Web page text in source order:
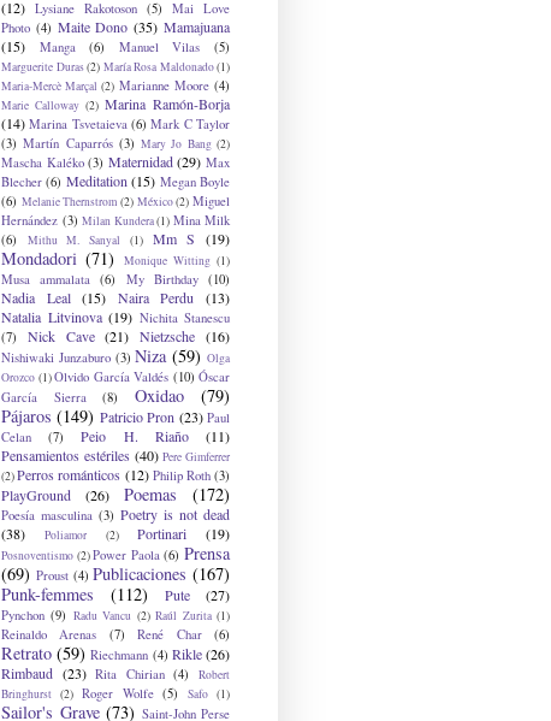
(12) Lysiane Rakotoson (5)
Mai Love
Photo (4) Maite Dono (35) Mamajuana
(15)
Manga (6) Manuel Vilas (5)
Marguerite Duras(2) María Rosa Maldonado(1)
Maria-Mercè Marçal (2) Marianne Moore (4)
Marie Calloway (2) Marina Ramón-Borja
(14) Marina Tsvetaieva (6) Mark C Taylor
(3) Martín Caparrós (3) Mary Jo Bang (2)
Mascha Kaléko (3) Maternidad (29) Max
Blecher (6) Meditation (15) Megan Boyle
(6) Melanie Thernstrom (2) México (2) Miguel
Hernández (3) Milan Kundera(1) Mina Milk
(6)
Mithu M. Sanyal (1) Mm S (19)
Mondadori (71) Monique Witting (1)
Musa ammalata (6) My Birthday (10)
Nadia Leal (15) Naira Perdu
(13)
Natalia Litvinova (19) Nichita Stanescu
(7)
Nick Cave (21) Nietzsche (16)
Nishiwaki Junzaburo (3) Niza (59) Olga
Orozco (1)Olvido García Valdés (10) Óscar
García Sierra
(8) Oxidao
(79)
Pájaros (149) Patricio Pron (23) Paul
Celan
(7) Peio H. Riaño
(11)
Pensamientos estériles (40) Pere Gimferrer
(2)Perros románticos (12) Philip Roth (3)
PlayGround (26) Poemas (172)
Poesía masculina (3) Poetry is not dead
(38)
Poliamor (2) Portinari (19)
Posnoventismo (2) Power Paola (6) Prensa
(69) Proust (4) Publicaciones (167)
Punk-femmes
(112) Pute (27)
Pynchon (9) Radu Vancu (2) Raúl Zurita (1)
Reinaldo Arenas (7) René Char (6)
Retrato (59) Riechmann (4) Rikle (26)
Rimbaud (23) Rita Chirian (4)
Robert
Bringhurst (2) Roger Wolfe (5) Safo (1)
Sailor's Grave (73) Saint-John Perse